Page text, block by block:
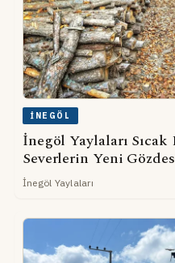
İNEGÖL
İnegöl Yaylaları
Severlerin Yeni
İnegöl Yaylaları